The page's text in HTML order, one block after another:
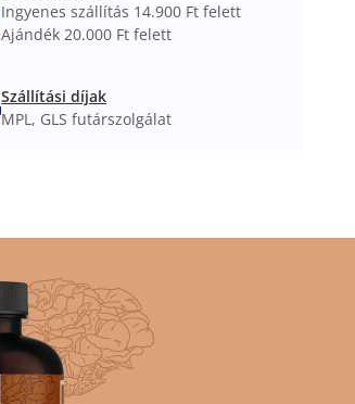
Ingyenes szállítás 14.900 Ft felett
Ajándék 20.000 Ft felett
Szállítási díjak
MPL, GLS futárszolgálat